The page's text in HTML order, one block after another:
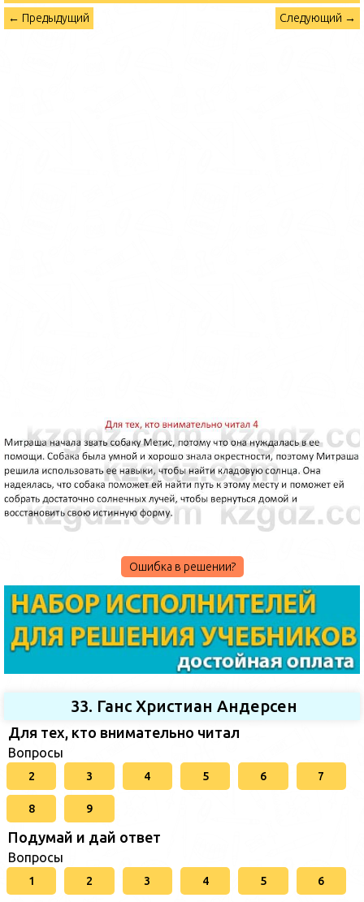
← Предыдущий Следующий →
Ошибка в решении?
33. Ганс Христиан Андерсен
Для тех, кто внимательно читал
Вопросы
2 3 4 5 6 7
8 9
Подумай и дай ответ
Вопросы
1 2 3 4 5 6